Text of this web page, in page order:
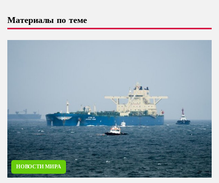
Материалы по теме
НОВОСТИ МИРА